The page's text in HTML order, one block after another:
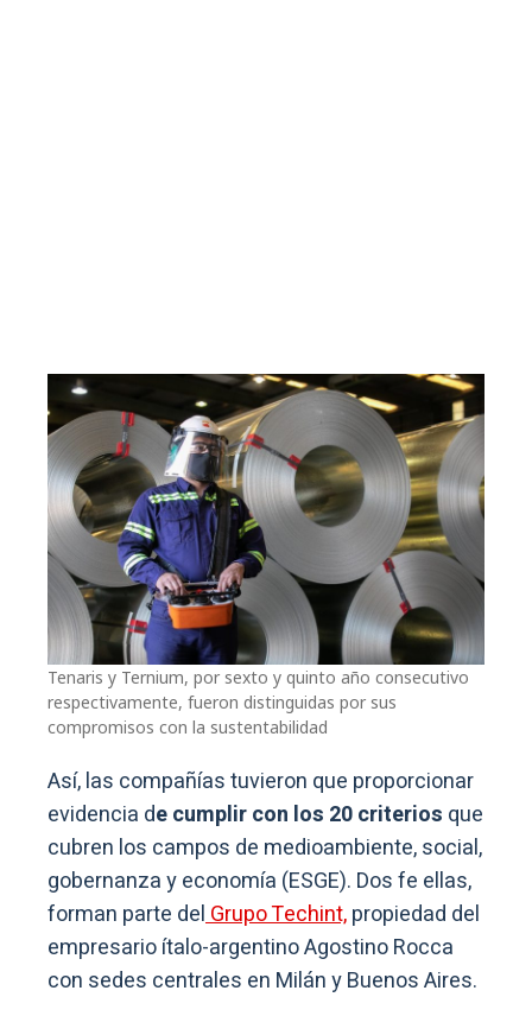
Tenaris y Ternium, por sexto y quinto año consecutivo
respectivamente, fueron distinguidas por sus
compromisos con la sustentabilidad
Así, las compañías tuvieron que proporcionar
evidencia de cumplir con los 20 criterios que
cubren los campos de medioambiente, social,
gobernanza y economía (ESGE). Dos fe ellas,
forman parte delGrupo Techint,propiedad del
empresario ítalo-argentino​ Agostino Rocca
con sedes centrales en Milán y Buenos Aires.